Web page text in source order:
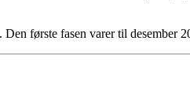
første fasen varer til desember